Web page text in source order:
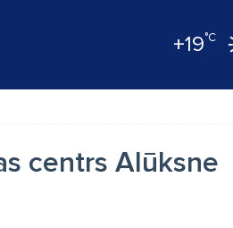
+19°C
centrs Alūksne